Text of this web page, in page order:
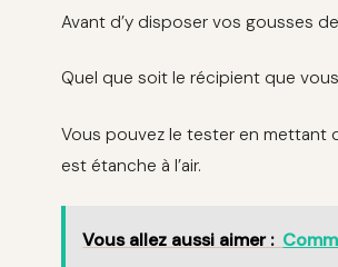
Avant d’y disposer vos gousses
Quel que soit le récipient que
Vous pouvez le tester en mettant
est étanche à l’air.
Vous allez aussi aimer :